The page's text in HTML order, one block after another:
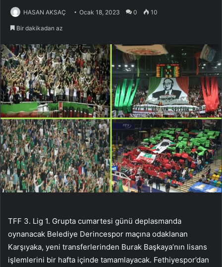
HASAN AKSAÇ Ocak 18, 2023 0 10
Bir dakikadan az
TFF 3. Lig 1. Grupta cumartesi günü deplasmanda
oynanacak Belediye Derincespor maçına odaklanan
Karşıyaka, yeni transferlerinden Burak Başkaya’nın lisans
işlemlerini bir hafta içinde tamamlayacak. Fethiyespor’dan